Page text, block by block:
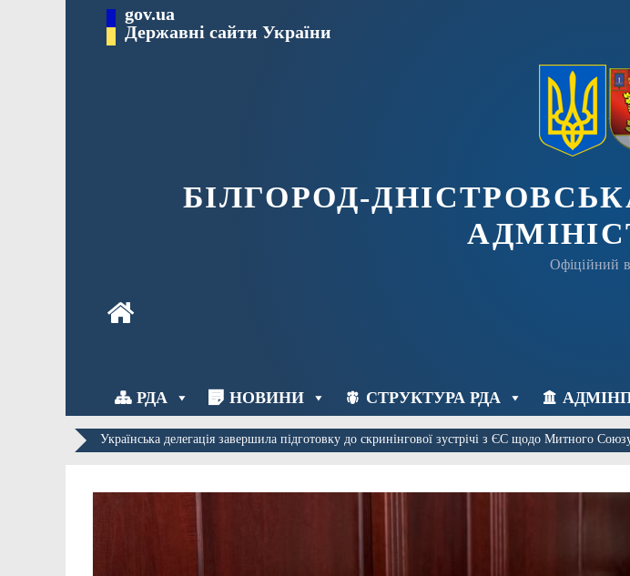
gov.ua
Державні сайти України
БІЛГОРОД-
Офіційний
РДА НОВИНИ СТРУКТУРА РДА
Українська делегація завершила підготовку до скринінгової зустрічі з ЄС щодо Митного